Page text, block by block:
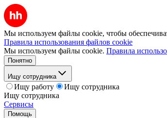
Мы используем файлы cookie, чтобы
Правила использования файлов cookie
Мы используем файлы cookie. Правила
Понятно
Ищу сотрудника
Ищу работу
Ищу сотрудника
Ищу сотрудника
Сервисы
Помощь